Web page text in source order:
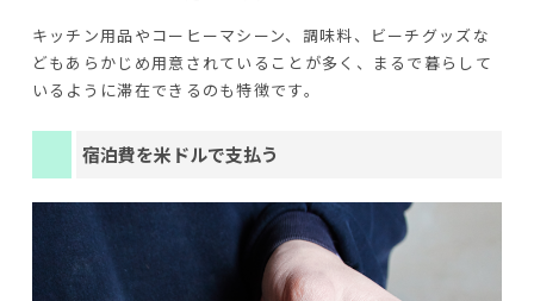
キッチン用品やコーヒーマシーン、調味料、ビーチグッズな
どもあらかじめ用意されていることが多く、まるで暮らして
いるように滞在できるのも特徴です。
宿泊費を米ドルで支払う